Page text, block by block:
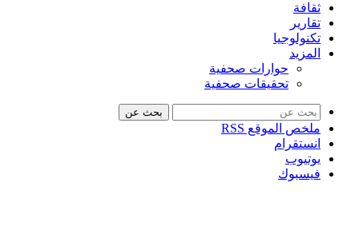
ثقافة
تقارير
تكنولوجيا
المزيد
حوارات صحفية
تحقيقات صحفية
بحث عن
ملخص الموقع RSS
انستقرام
يوتيوب
فيسبوك